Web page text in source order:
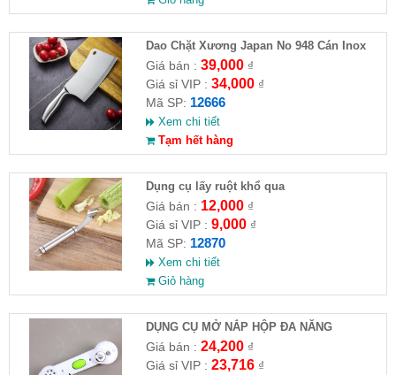
Dao Chặt Xương Japan No 948 Cán Inox
Giá bán : 39,000₫
Giá sỉ VIP : 34,000₫
Mã SP: 12666
Xem chi tiết
Tạm hết hàng
Dụng cụ lấy ruột khổ qua
Giá bán : 12,000₫
Giá sỉ VIP : 9,000₫
Mã SP: 12870
Xem chi tiết
Giỏ hàng
DỤNG CỤ MỞ NẮP HỘP ĐA NĂNG
KITCHEN CANDO 6IN1
Giá bán : 24,200₫
Giá sỉ VIP : 23,716₫